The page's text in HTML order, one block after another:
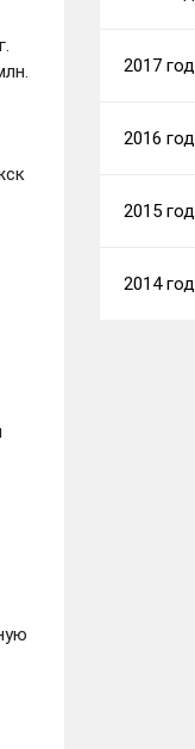
2017 год
2016 год
2015 год
2014 год